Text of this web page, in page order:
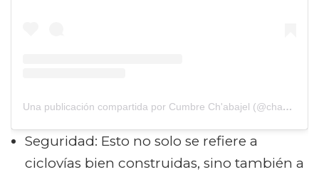
Una publicación compartida por Cumbre Ch'abajel (@chabajel)
Seguridad: Esto no solo se refiere a
ciclovías bien construidas, sino también a